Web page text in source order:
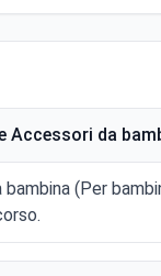
Accessori da
bambina (Per